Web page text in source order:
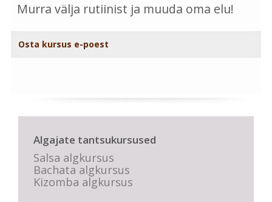
Murra välja rutiinist ja muuda oma elu!
Osta kursus e-poest
Algajate tantsukursused
Salsa algkursus
Bachata algkursus
Kizomba algkursus